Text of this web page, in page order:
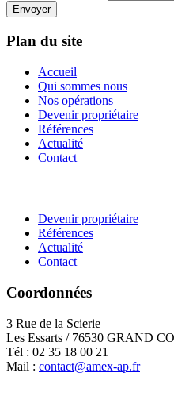
Envoyer
Plan du site
Accueil
Qui sommes nous
Nos opérations
Devenir propriétaire
Références
Actualité
Contact
Devenir propriétaire
Références
Actualité
Contact
Coordonnées
3 Rue de la Scierie
Les Essarts / 76530 GRAND
Tél : 02 35 18 00 21
Mail : contact@amex-ap.fr